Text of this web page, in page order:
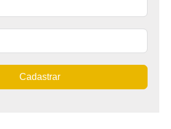
Cadastrar